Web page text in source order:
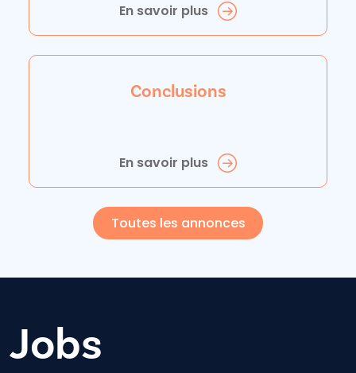
En savoir plus
Conclusions
En savoir plus
Toutes les annonces
Jobs